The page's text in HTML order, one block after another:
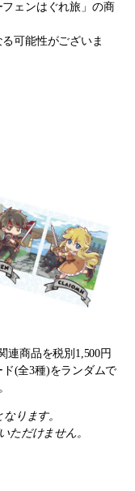
ェンはぐれ旅」の商
可能性がございま
連商品を税別1,500円
(全3種)をランダムで
ります。
ただけません。